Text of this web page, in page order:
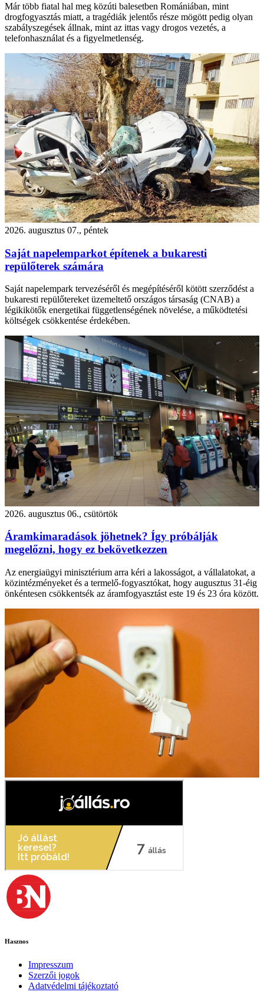
Már több fiatal hal meg közúti balesetben Romániában, mint
drogfogyasztás miatt, a tragédiák jelentős része mögött pedig olyan
szabályszegések állnak, mint az ittas vagy drogos vezetés, a
telefonhasználat és a figyelmetlenség.
2026. augusztus 07., péntek
Saját napelemparkot építenek a bukaresti
repülőterek számára
Saját napelempark tervezéséről és megépítéséről kötött szerződést a
bukaresti repülőtereket üzemeltető országos társaság (CNAB) a
légikikötők energetikai függetlenségének növelése, a működtetési
költségek csökkentése érdekében.
2026. augusztus 06., csütörtök
Áramkimaradások jöhetnek? Így próbálják
megelőzni, hogy ez bekövetkezzen
Az energiaügyi minisztérium arra kéri a lakosságot, a vállalatokat, a
közintézményeket és a termelő-fogyasztókat, hogy augusztus 31-éig
önkéntesen csökkentsék az áramfogyasztást este 19 és 23 óra között.
Hasznos
Impresszum
Szerzői jogok
Adatvédelmi tájékoztató